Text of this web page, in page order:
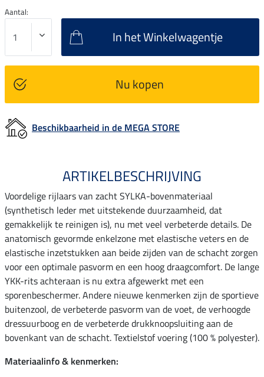
Aantal:
In het Winkelwagentje
Nu kopen
Beschikbaarheid in de MEGA STORE
ARTIKELBESCHRIJVING
Voordelige rijlaars van zacht SYLKA-bovenmateriaal
(synthetisch leder met uitstekende duurzaamheid, dat
gemakkelijk te reinigen is), nu met veel verbeterde details. De
anatomisch gevormde enkelzone met elastische veters en de
elastische inzetstukken aan beide zijden van de schacht zorgen
voor een optimale pasvorm en een hoog draagcomfort. De lange
YKK-rits achteraan is nu extra afgewerkt met een
sporenbeschermer. Andere nieuwe kenmerken zijn de sportieve
buitenzool, de verbeterde pasvorm van de voet, de verhoogde
dressuurboog en de verbeterde drukknoopsluiting aan de
bovenkant van de schacht. Textielstof voering (100 % polyester).
Materiaalinfo & kenmerken: